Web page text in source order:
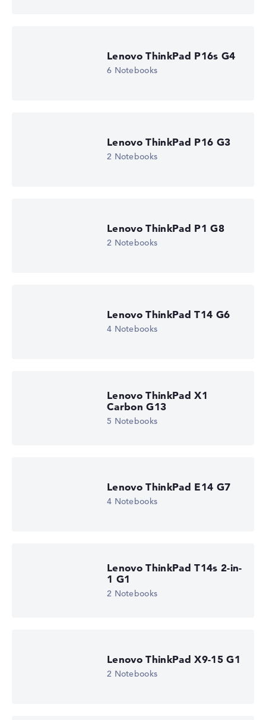
Lenovo ThinkPad P16s G4
6 Notebooks
Lenovo ThinkPad P16 G3
2 Notebooks
Lenovo ThinkPad P1 G8
2 Notebooks
Lenovo ThinkPad T14 G6
4 Notebooks
Lenovo ThinkPad X1
Carbon G13
5 Notebooks
Lenovo ThinkPad E14 G7
4 Notebooks
Lenovo ThinkPad T14s 2-in-
1 G1
2 Notebooks
Lenovo ThinkPad X9-15 G1
2 Notebooks